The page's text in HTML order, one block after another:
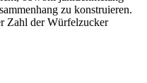
zu konstruieren.
Zahl der Würfelzucker